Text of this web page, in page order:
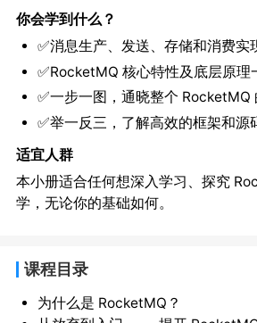
你会学到什么？
✅消息生产、发送、存储和消费实
✅RocketMQ 核心特性及底层原理
✅一步一图，通晓整个 RocketMQ
✅举一反三，了解高效的框架和源
适宜人群
本小册适合任何想深入学习、探究
学，无论你的基础如何。
课程目录
为什么是 RocketMQ？